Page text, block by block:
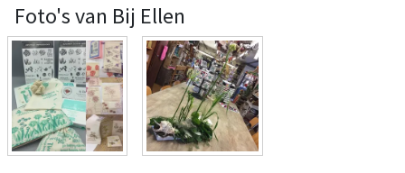
Foto's van Bij Ellen